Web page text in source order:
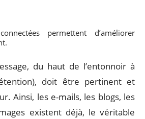
permettent d’améliorer
du haut de l’entonnoir à
doit être pertinent et
Ainsi, les e-mails, les blogs, les
existent déjà, le véritable